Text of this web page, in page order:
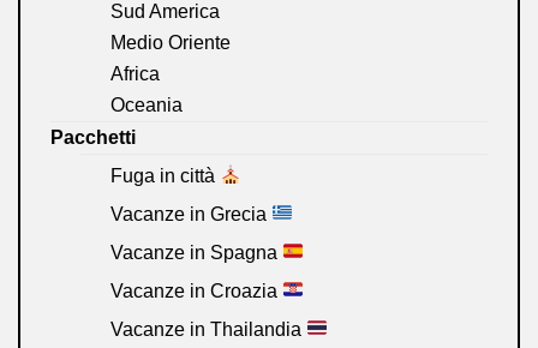
Sud America
Medio Oriente
Africa
Oceania
Pacchetti
Fuga in città
Vacanze in Grecia
Vacanze in Spagna
Vacanze in Croazia
Vacanze in Thailandia